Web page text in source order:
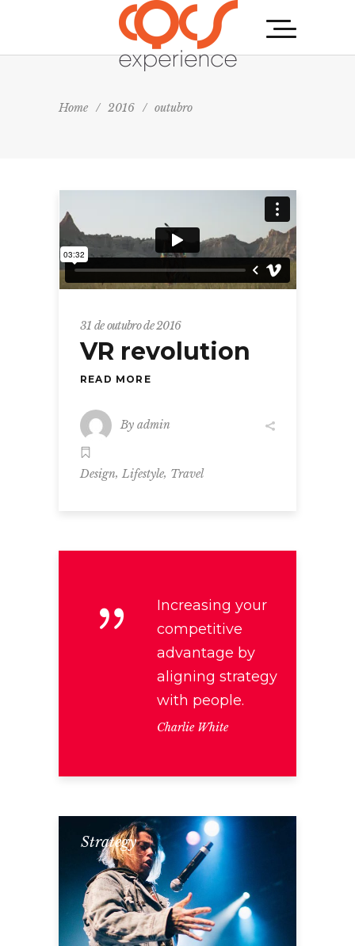
Home / 2016 / outubro
31 de outubro de 2016
VR revolution
READ MORE
By admin
Design, Lifestyle, Travel
Increasing your
competitive
advantage by
aligning strategy
with people.
Charlie White
Strategy